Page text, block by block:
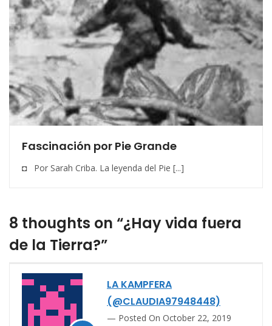
Fascinación por Pie Grande
◘ Por Sarah Criba. La leyenda del Pie [...]
8 thoughts on “¿Hay vida fuera
de la Tierra?”
LA KAMPFERA
(@CLAUDIA97948448)
Posted On October 22, 2019